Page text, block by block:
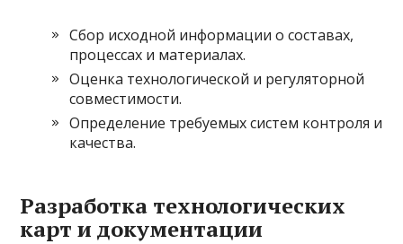
Сбор исходной информации о составах,
процессах и материалах.
Оценка технологической и регуляторной
совместимости.
Определение требуемых систем контроля и
качества.
Разработка технологических
карт и документации